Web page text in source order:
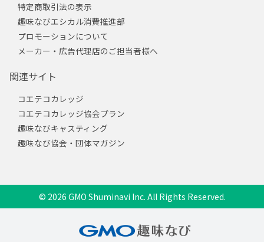
特定商取引法の表示
趣味なびエシカル消費推進部
プロモーションについて
メーカー・広告代理店のご担当者様へ
関連サイト
コエテコカレッジ
コエテコカレッジ協会プラン
趣味なびキャスティング
趣味なび協会・団体マガジン
© 2026 GMO Shuminavi Inc. All Rights Reserved.